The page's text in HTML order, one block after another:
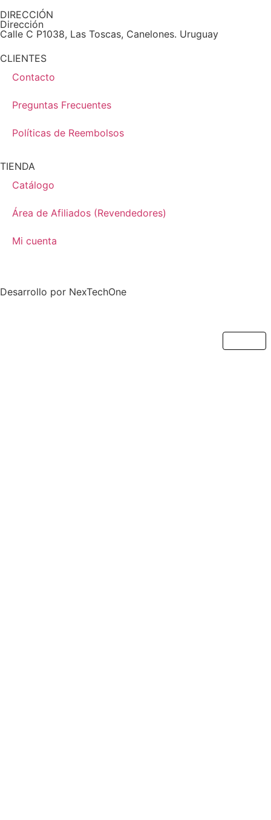
DIRECCIÓN
Dirección
Calle C P1038, Las Toscas, Canelones. Uruguay
CLIENTES
Contacto
Preguntas Frecuentes
Políticas de Reembolsos
TIENDA
Catálogo
Área de Afiliados (Revendedores)
Mi cuenta
Desarrollo por NexTechOne